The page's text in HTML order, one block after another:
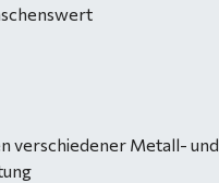
verschiedener Metall-